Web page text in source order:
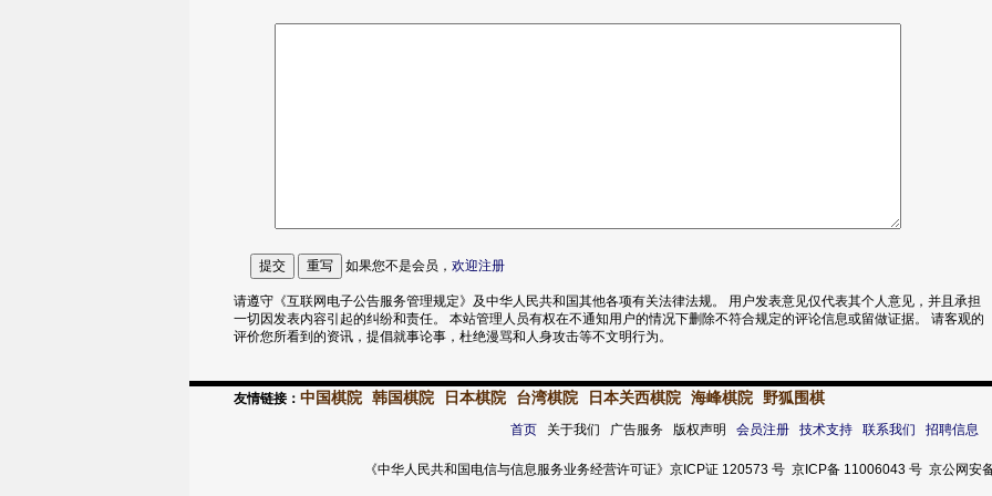
如果您不是会员， 欢迎注册
请遵守《互联网电子公告服务管理规定》及中华人民共和国其他各项有关法律法规。 用户发表意见仅代表其个人意见，并且承担
一切因发表内容引起的纠纷和责任。 本站管理人员有权在不通知用户的情况下删除不符合规定的评论信息或留做证据。 请客观的
评价您所看到的资讯，提倡就事论事，杜绝漫骂和人身攻击等不文明行为。
友情链接： 中国棋院 韩国棋院 日本棋院 台湾棋院 日本关西棋院 海峰棋院 野狐围棋
首页关于我们 广告服务 版权声明 会员注册 技术支持 联系我们 招聘信息
《中华人民共和国电信与信息服务业务经营许可证》京ICP证 120573 号 京ICP备 11006043 号 京公网安